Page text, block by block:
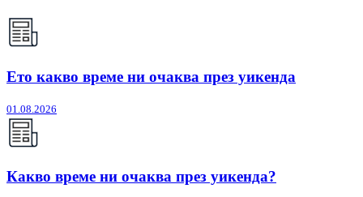
Ето какво време ни очаква през уикенда
01.08.2026
Какво време ни очаква през уикенда?